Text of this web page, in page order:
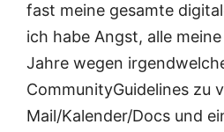
fast meine gesamte
ich habe Angst, alle
Jahre wegen
CommunityGuidelines zu
Mail/Kalender/Docs und